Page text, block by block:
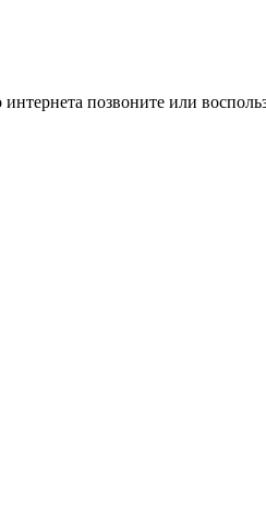
позвоните или